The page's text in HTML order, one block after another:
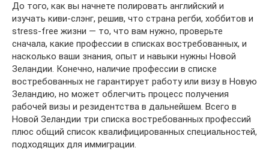
До того, как вы начнете полировать английский и
изучать киви-слэнг, решив, что страна регби, хоббитов и
stress-free жизни — то, что вам нужно, проверьте
сначала, какие профессии в списках востребованных, и
насколько ваши знания, опыт и навыки нужны Новой
Зеландии. Конечно, наличие профессии в списке
востребованных не гарантирует работу или визу в Новую
Зеландию, но может облегчить процесс получения
рабочей визы и резидентства в дальнейшем. Всего в
Новой Зеландии три списка востребованных профессий
плюс общий список квалифицированных специальностей,
подходящих для иммиграции.